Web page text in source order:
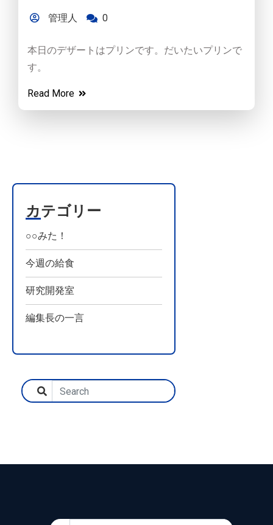
管理人 0
本日のデザートはプリンです。だいたいプリンで
す。
Read More
カテゴリー
○○みた！
今週の給食
研究開発室
編集長の一言